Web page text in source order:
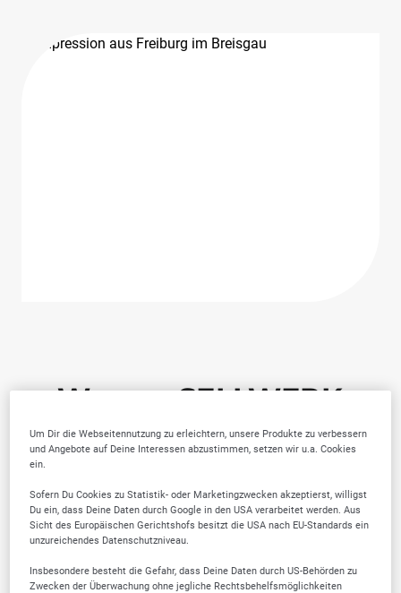
Warum SELLWERK
Trusted Firmen wählen?
Um Dir die Webseitennutzung zu erleichtern, unsere Produkte zu verbessern
und Angebote auf Deine Interessen abzustimmen, setzen wir u.a. Cookies
ein.
Sofern Du Cookies zu Statistik- oder Marketingzwecken akzeptierst, willigst
Du ein, dass Deine Daten durch Google in den USA verarbeitet werden. Aus
Sicht des Europäischen Gerichtshofs besitzt die USA nach EU-Standards ein
unzureichendes Datenschutzniveau.
Insbesondere besteht die Gefahr, dass Deine Daten durch US-Behörden zu
Zwecken der Überwachung ohne jegliche Rechtsbehelfsmöglichkeiten